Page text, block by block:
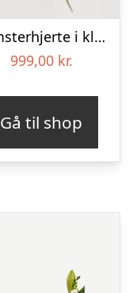
Blomsterhjerte i klassisk stil – rød og hvid
999,00 kr.
Gå til shop